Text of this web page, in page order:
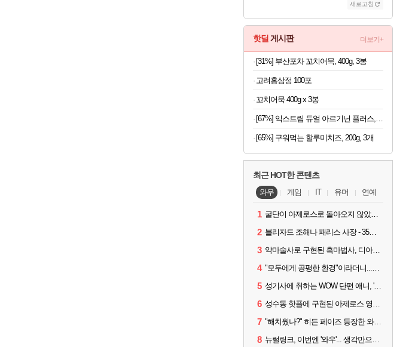
새로고침
핫딜 게시판 더보기+
[31%] 부산포차 꼬치어묵, 400g, 3봉
고려홍삼정 100포
꼬치어묵 400g x 3봉
[65%] 구워먹는 할루미치즈, 200g, 3개
최근 HOT한 콘텐츠
와우 게임 IT 유머 연예
1 굴단이 아제로스로 돌아오지 않았다면? 와우 클래식+ 주목
2 블리자드 조해나 패리스 사장 - 35년 역사, 그리고 비전
3 악마술사로 구현된 흑마법사, 디아4 x 와우 콜라보 살펴보기
4 "모두에게 공평한 환경"이라더니...여전히 살아있는 애드온
5 성기사에 취하는 WOW 단편 애니, '신성한 모든 것'
6 성수동 핫플에 구현된 아제로스 영웅들의 안식처, WoW 홈스윗홈
7 "해치웠나?" 히든 페이즈 등장한 와우 '한밤', 세계 최초 킬은 '팀 리퀴드'
8 뉴럴링크, 이번엔 '와우'... 생각만으로 게임하는 시대 성큼